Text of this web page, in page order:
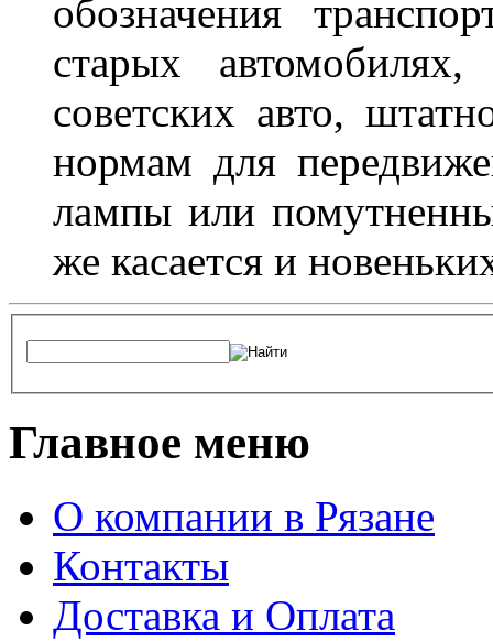
обозначения
старых
советских авто,
нормам для
лампы или
же касается и
Главное меню
О компании в Рязане
Контакты
Доставка и Оплата